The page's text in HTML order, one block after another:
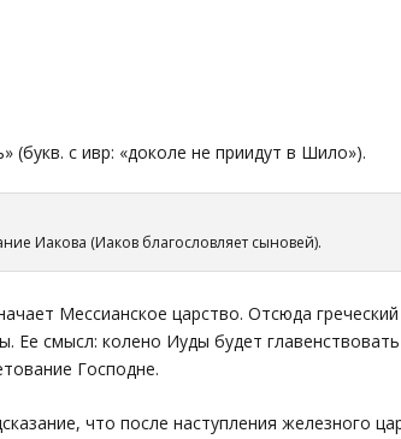
(букв. с ивр: «доколе не приидут в Шило»).
Иакова (Иаков благословляет сыновей).
Мессианское царство. Отсюда греческий
Ее смысл: колено Иуды будет
Господне.
что после наступления железного